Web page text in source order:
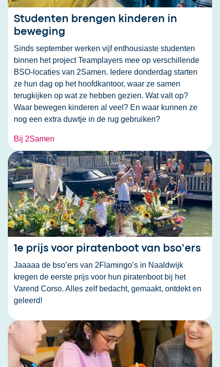
Studenten brengen kinderen in
beweging
Sinds september werken vijf enthousiaste studenten
binnen het project Teamplayers mee op verschillende
BSO‑locaties van 2Samen. Iedere donderdag starten
ze hun dag op het hoofdkantoor, waar ze samen
terugkijken op wat ze hebben gezien. Wat valt op?
Waar bewegen kinderen al veel? En waar kunnen ze
nog een extra duwtje in de rug gebruiken?
Bij 2Samen
1e prijs voor piratenboot van bso’ers
Jaaaaa de bso’ers van 2Flamingo’s in Naaldwijk
kregen de eerste prijs voor hun piratenboot bij het
Varend Corso. Alles zelf bedacht, gemaakt, ontdekt en
geleerd!